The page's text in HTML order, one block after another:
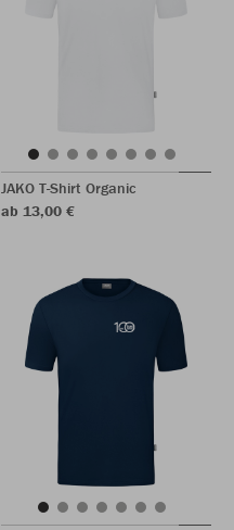
JAKO T-Shirt Organic
ab 13,00 €